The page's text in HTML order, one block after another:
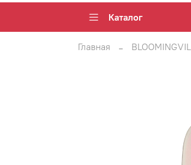
Каталог
Главная